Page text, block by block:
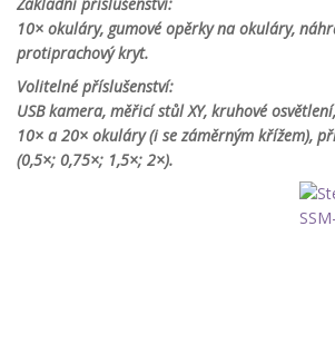
10× okuláry, gumové opěrky na okuláry,
protiprachový kryt.
Volitelné příslušenství:
USB kamera, měřicí stůl XY, kruhové
10× a 20× okuláry (i se záměrným křížem),
(0,5×; 0,75×; 1,5×; 2×).